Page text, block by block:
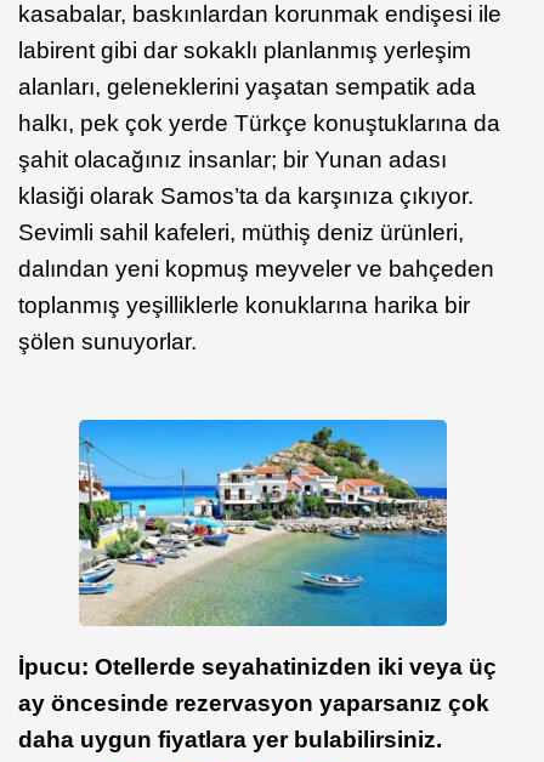
kasabalar, baskınlardan korunmak endişesi ile
labirent gibi dar sokaklı planlanmış yerleşim
alanları, geleneklerini yaşatan sempatik ada
halkı, pek çok yerde Türkçe konuştuklarına da
şahit olacağınız insanlar; bir Yunan adası
klasiği olarak Samos’ta da karşınıza çıkıyor.
Sevimli sahil kafeleri, müthiş deniz ürünleri,
dalından yeni kopmuş meyveler ve bahçeden
toplanmış yeşilliklerle konuklarına harika bir
şölen sunuyorlar.
İpucu: Otellerde seyahatinizden iki veya üç
ay öncesinde rezervasyon yaparsanız çok
daha uygun fiyatlara yer bulabilirsiniz.